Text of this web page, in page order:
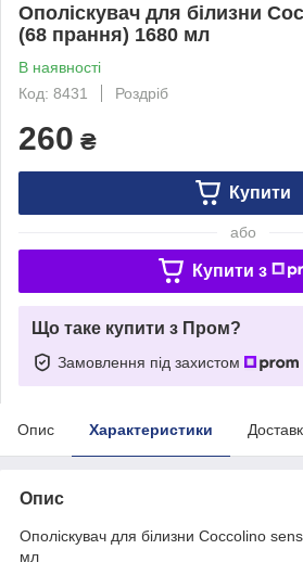
Ополіскувач для білизни
(68 прання) 1680 мл
В наявності
Код: 8431
Роздріб
260 ₴
Купити
або
Купити з
Що таке купити з Пром?
Замовлення під захистом
Опис Характеристики
Опис
Ополіскувач для білизни Coccolino
мл